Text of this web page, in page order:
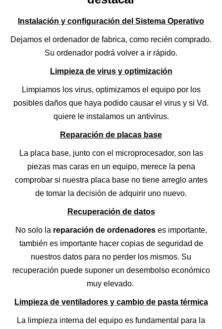
Instalación y configuración del Sistema Operativo
Dejamos el ordenador de fabrica, como recién comprado.
Su ordenador podrá volver a ir rápido.
Limpieza de virus y optimización
Limpiamos los virus, optimizamos el equipo por los
posibles daños que haya podido causar el virus y si Vd.
quiere le instalamos un antivirus.
Reparación de placas base
La placa base, junto con el microprocesador, son las
piezas mas caras en un equipo, merece la pena
comprobar si nuestra placa base no tiene arreglo antes
de tomar la decisión de adquirir uno nuevo.
Recuperación de datos
No solo la reparación de ordenadoreses importante,
también es importante hacer copias de seguridad de
nuestros datos para no perder los mismos. Su
recuperación puede suponer un desembolso económico
muy elevado.
Limpieza de ventiladores y cambio de pasta térmica
La limpieza interna del equipo es fundamental para la